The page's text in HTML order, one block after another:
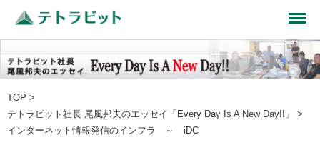
TOP >
テトラビット社長 尾風邦夫のエッセイ「Every Day Is A New Day!!」
>
インターネット情報発信のインフラ ～ iDC